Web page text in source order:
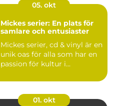
05. okt
Mickes serier: En plats för
samlare och entusiaster
Mickes serier, cd & vinyl är en
unik oas för alla som har en
passion för kultur i...
01. okt